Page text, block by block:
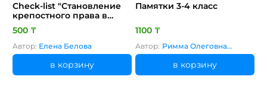
Check-list "Становление
крепостного права в
России."
500 ₸
Автор: Елена Белова
в корзину
Памятки 3-4 класс
1100 ₸
Автор: Римма Олеговна
Магдеева
в корзину